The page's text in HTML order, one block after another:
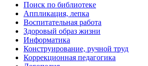
Поиск по библиотеке
Аппликация, лепка
Воспитательная работа
Здоровый образ жизни
Информатика
Конструирование, ручной труд
Коррекционная педагогика